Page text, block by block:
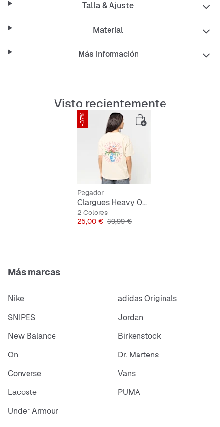
Talla & Ajuste
Material
Más información
Visto recientemente
-37%
Pegador
Olargues Heavy Oversized Tee
2 Colores
Precio
25,00 € Precio original
39,99 €
Más marcas
Nike
adidas Originals
SNIPES
Jordan
New Balance
Birkenstock
On
Dr. Martens
Converse
Vans
Lacoste
PUMA
Under Armour